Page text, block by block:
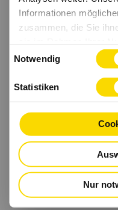
Informationen
zusammen, die Sie
haben.
Notwendig
Statistiken
Nur